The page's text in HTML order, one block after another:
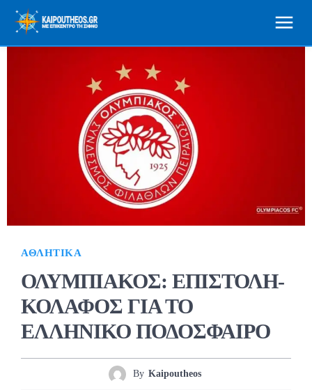
ΑΘΛΗΤΙΚΆ
ΟΛΥΜΠΙΑΚΟΣ: ΕΠΙΣΤΟΛΗ-
ΚΟΛΑΦΟΣ ΓΙΑ ΤΟ
ΕΛΛΗΝΙΚΟ ΠΟΔΟΣΦΑΙΡΟ
By Kaipoutheos